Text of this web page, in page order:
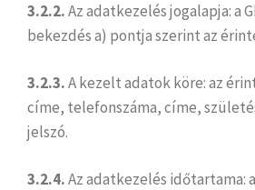
3.2.2.Az adatkezelés jogalapja: a
bekezdés a) pontja szerint az
3.2.3.A kezelt adatok köre: az
címe, telefonszáma, címe,
jelszó.
3.2.4.Az adatkezelés időtartama: